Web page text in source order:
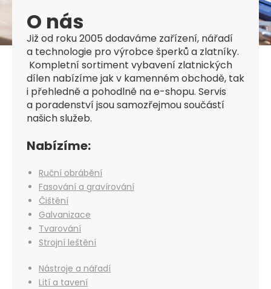
O nás
Již od roku 2005 dodaváme zařízení, nářadí
a technologie pro výrobce šperků a zlatníky.
Kompletní sortiment vybavení zlatnických
dílen nabízíme jak v kamenném obchodě, tak
i přehledně a pohodlně na e-shopu. Servis
a poradenství jsou samozřejmou součástí
našich služeb.
Nabízíme:
Ruční obrábění
Fasování a gravírování
Čištění
Galvanizace
Tvarování
Strojní leštění
Nástroje a nářadí
Lití a tavení